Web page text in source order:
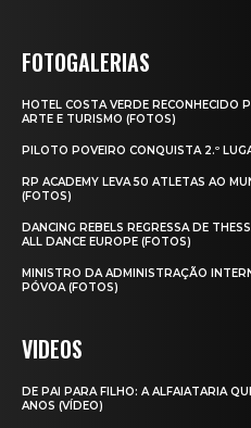
FOTOGALERIAS
HOTEL COSTA VERDE RECONHECIDO
ARTE E TURISMO (FOTOS)
PILOTO POVEIRO CONQUISTA 2.º
RP ACADEMY LEVA 50 ATLETAS AO
(FOTOS)
DANCING REBELS REGRESSA DE
ALL DANCE EUROPE (FOTOS)
MINISTRO DA ADMINISTRAÇÃO
PÓVOA (FOTOS)
VIDEOS
DE PAI PARA FILHO: A ALFAIATARIA
ANOS (VÍDEO)